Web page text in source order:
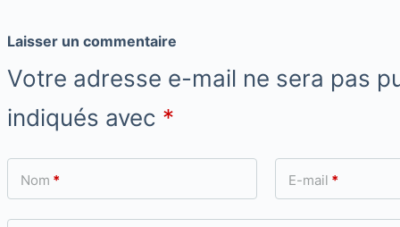
Laisser un commentaire
Votre adresse e-mail ne sera pas
indiqués avec *
Nom * E-mail *